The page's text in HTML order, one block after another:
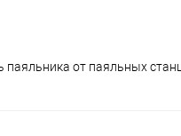
от паяльных